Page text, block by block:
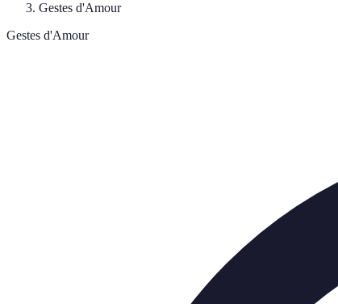
Gestes d'Amour
Gestes d'Amour